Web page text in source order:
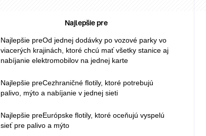
Najlepšie pre
Najlepšie preOd jednej dodávky po vozové parky vo
viacerých krajinách, ktoré chcú mať všetky stanice aj
nabíjanie elektromobilov na jednej karte
Najlepšie preCezhraničné flotily, ktoré potrebujú
palivo, mýto a nabíjanie v jednej sieti
Najlepšie preEurópske flotily, ktoré oceňujú vyspelú
sieť pre palivo a mýto